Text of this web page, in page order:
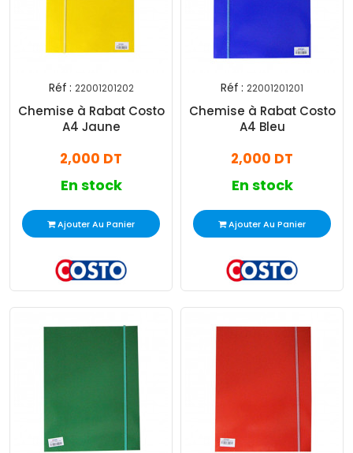
Réf : 22001201202
Chemise à Rabat Costo
A4 Jaune
2,000 DT
En stock
Ajouter Au Panier
Réf : 22001201201
Chemise à Rabat Costo
A4 Bleu
2,000 DT
En stock
Ajouter Au Panier